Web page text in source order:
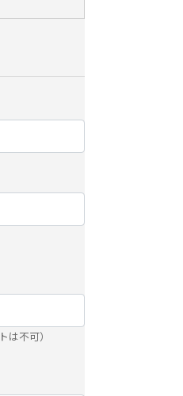
ます。取得
動のため
について。
場合を除
結した業務
会社および
目につい
不可）